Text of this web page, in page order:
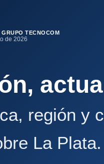
GRUPO TECNOCOM
de 2026
región y
La Plata.